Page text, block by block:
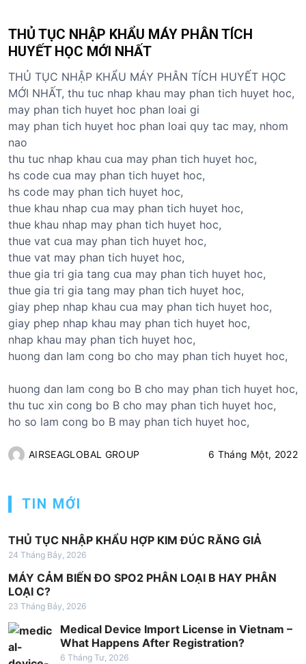
THỦ TỤC NHẬP KHẨU MÁY PHÂN TÍCH
HUYẾT HỌC MỚI NHẤT
THỦ TỤC NHẬP KHẨU MÁY PHÂN TÍCH HUYẾT HỌC
MỚI NHẤT, thu tuc nhap khau may phan tich huyet hoc,
may phan tich huyet hoc phan loai gi
may phan tich huyet hoc phan loai quy tac may, nhom
nao
thu tuc nhap khau cua may phan tich huyet hoc,
hs code cua may phan tich huyet hoc,
hs code may phan tich huyet hoc,
thue khau nhap cua may phan tich huyet hoc,
thue khau nhap may phan tich huyet hoc,
thue vat cua may phan tich huyet hoc,
thue vat may phan tich huyet hoc,
thue gia tri gia tang cua may phan tich huyet hoc,
thue gia tri gia tang may phan tich huyet hoc,
giay phep nhap khau cua may phan tich huyet hoc,
giay phep nhap khau may phan tich huyet hoc,
nhap khau may phan tich huyet hoc,
huong dan lam cong bo cho may phan tich huyet hoc,
huong dan lam cong bo B cho may phan tich huyet hoc,
thu tuc xin cong bo B cho may phan tich huyet hoc,
ho so lam cong bo B may phan tich huyet hoc,
AIRSEAGLOBAL GROUP 6 Tháng Một, 2022
TIN MỚI
THỦ TỤC NHẬP KHẨU HỢP KIM ĐÚC RĂNG GIẢ
24 Tháng Bảy, 2026
MÁY CẢM BIẾN ĐO SPO2 PHÂN LOẠI B HAY PHÂN
LOẠI C?
23 Tháng Bảy, 2026
Medical Device Import License in Vietnam –
What Happens After Registration?
6 Tháng Tư, 2026